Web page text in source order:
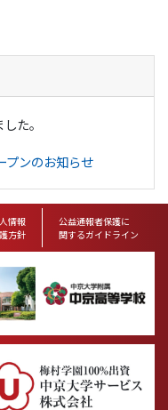
た。
プンのお知らせ
情報
方針
公益通報者保護に
関するガイドライン